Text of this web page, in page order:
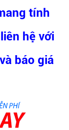
tính
hệ với
báo giá